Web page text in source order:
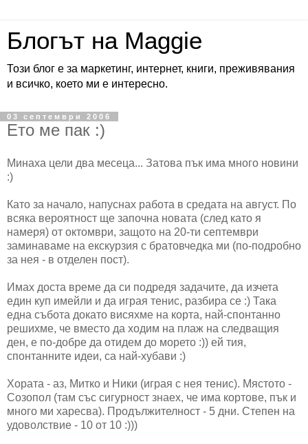
Блогът на Maggie
Този блог е за маркетинг, интернет, книги, преживявания
и всичко, което ми е интересно.
03 септември 2006
Ето ме пак :)
Минаха цели два месеца... Затова пък има много новини
:)
Като за начало, напуснах работа в средата на август. По
всяка вероятност ще започна новата (след като я
намеря) от октомври, защото на 20-ти септември
заминаваме на екскурзия с братовчедка ми (по-подробно
за нея - в отделен пост).
Имах доста време да си подредя задачите, да изчета
един куп имейли и да играя тенис, разбира се :) Така
една събота докато висяхме на корта, най-спонтанно
решихме, че вместо да ходим на плаж на следващия
ден, е по-добре да отидем до морето :)) ей тия,
спонтанните идеи, са най-хубави :)
Хората - аз, Митко и Ники (играя с нея тенис). Мястото -
Созопол (там със сигурност знаех, че има кортове, пък и
много ми харесва). Продължителност - 5 дни. Степен на
удоволствие - 10 от 10 :)))